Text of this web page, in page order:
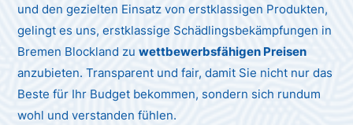
und den gezielten Einsatz von erstklassigen Produkten,
gelingt es uns, erstklassige Schädlingsbekämpfungen in
Bremen Blockland zuwettbewerbsfähigen Preisen
anzubieten. Transparent und fair, damit Sie nicht nur das
Beste für Ihr Budget bekommen, sondern sich rundum
wohl und verstanden fühlen.